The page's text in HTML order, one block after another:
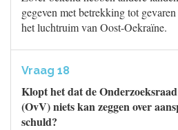
gegeven met betrekking tot
het luchtruim van Oost-Oekraïne.
Vraag 18
Klopt het dat de
(OvV) niets kan zeggen over
schuld?